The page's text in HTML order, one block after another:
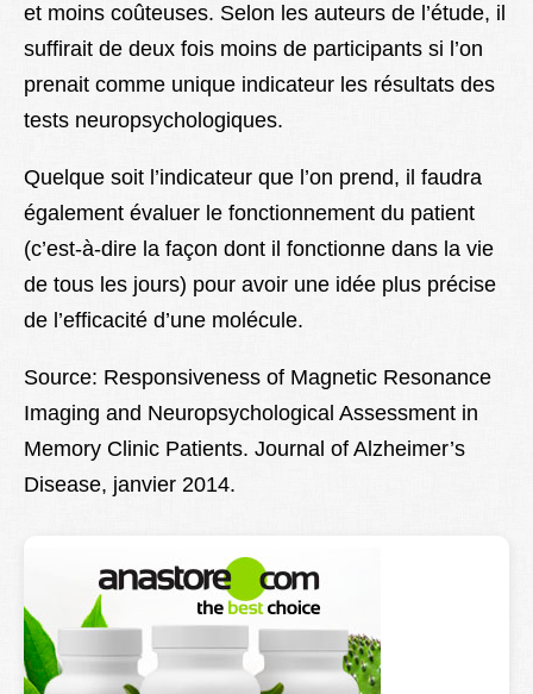
et moins coûteuses. Selon les auteurs de l’étude, il
suffirait de deux fois moins de participants si l’on
prenait comme unique indicateur les résultats des
tests neuropsychologiques.
Quelque soit l’indicateur que l’on prend, il faudra
également évaluer le fonctionnement du patient
(c’est-à-dire la façon dont il fonctionne dans la vie
de tous les jours) pour avoir une idée plus précise
de l’efficacité d’une molécule.
Source: Responsiveness of Magnetic Resonance
Imaging and Neuropsychological Assessment in
Memory Clinic Patients. Journal of Alzheimer’s
Disease, janvier 2014.